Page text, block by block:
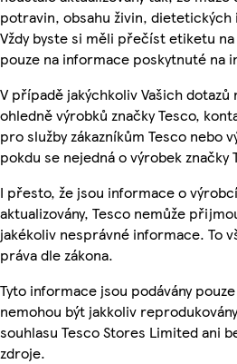
potravin, obsahu živin, dietetických
Vždy byste si měli přečíst etiketu
pouze na informace poskytnuté na
V případě jakýchkoliv Vašich
ohledně výrobků značky Tesco,
pro služby zákazníkům Tesco nebo
pokdu se nejedná o výrobek značky
I přesto, že jsou informace o
aktualizovány, Tesco nemůže
jakékoliv nesprávné informace. To
práva dle zákona.
Tyto informace jsou podávány
nemohou být jakkoliv
souhlasu Tesco Stores Limited ani
zdroje.